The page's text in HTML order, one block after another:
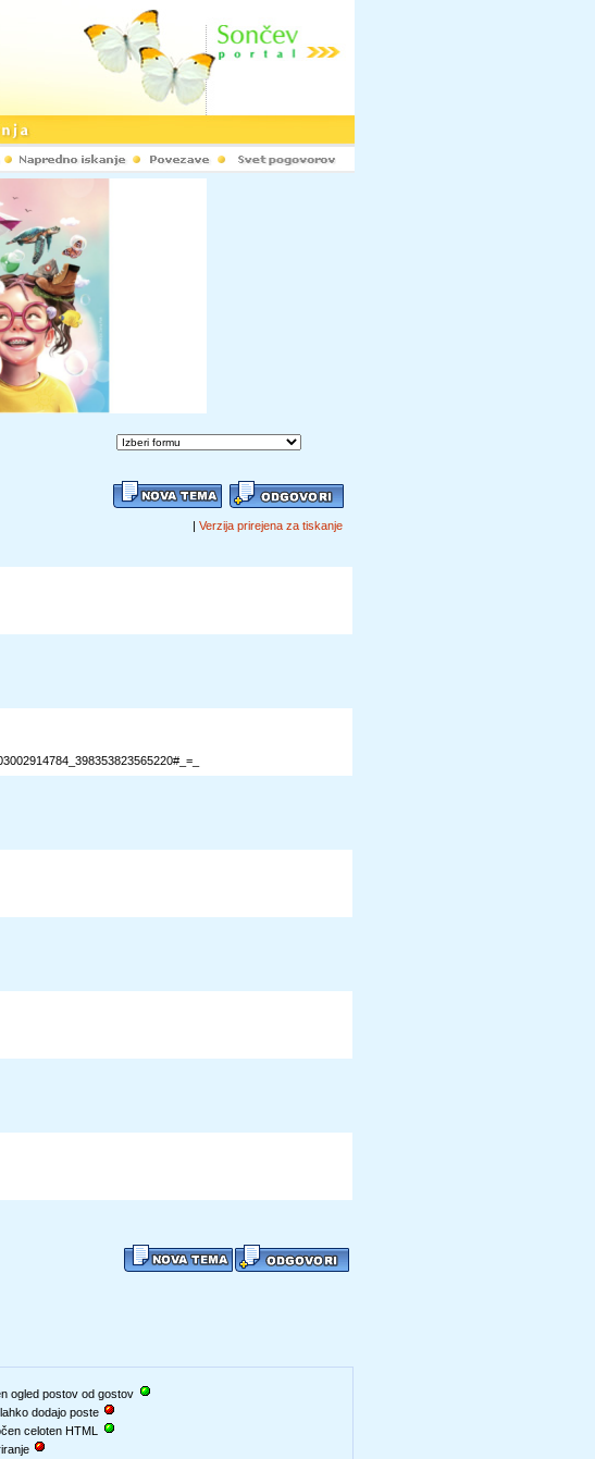
| Verzija prirejena za tiskanje
ogled postov od gostov
dodajo poste
celoten HTML